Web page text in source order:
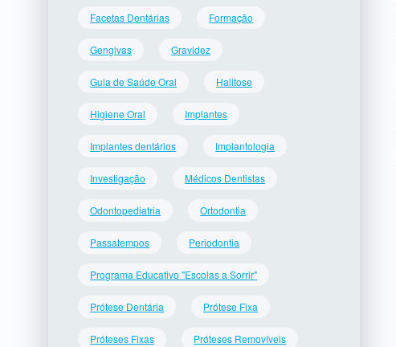
Facetas Dentárias Formação
Gengivas Gravidez
Guia de Saúde Oral Halitose
Higiene Oral Implantes
Implantes dentários Implantologia
Investigação Médicos Dentistas
Odontopediatria Ortodontia
Passatempos Periodontia
Programa Educativo "Escolas a Sorrir"
Prótese Dentária Prótese Fixa
Próteses Fixas Próteses Removíveis